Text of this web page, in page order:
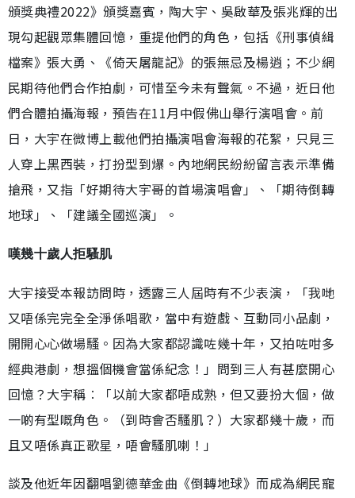
頒獎典禮2022》頒獎嘉賓，陶大宇、吳啟華及張兆輝的出
現勾起觀眾集體回憶，重提他們的角色，包括《刑事偵緝
檔案》張大勇、《倚天屠龍記》的張無忌及楊逍；不少網
民期待他們合作拍劇，可惜至今未有聲氣。不過，近日他
們合體拍攝海報，預告在11月中假佛山舉行演唱會。前
日，大宇在微博上載他們拍攝演唱會海報的花絮，只見三
人穿上黑西裝，打扮型到爆。內地網民紛紛留言表示準備
搶飛，又指「好期待大宇哥的首場演唱會」、「期待倒轉
地球」、「建議全國巡演」。
嘆幾十歲人拒騷肌
大宇接受本報訪問時，透露三人屆時有不少表演，「我哋
又唔係完完全全淨係唱歌，當中有遊戲、互動同小品劇，
開開心心做場騷。因為大家都認識咗幾十年，又拍咗咁多
經典港劇，想搵個機會當係紀念！」問到三人有甚麼開心
回憶？大宇稱︰「以前大家都唔成熟，但又要扮大個，做
一啲有型嘅角色。（到時會否騷肌？）大家都幾十歲，而
且又唔係真正歌星，唔會騷肌喇！」
談及他近年因翻唱劉德華金曲《倒轉地球》而成為網民寵